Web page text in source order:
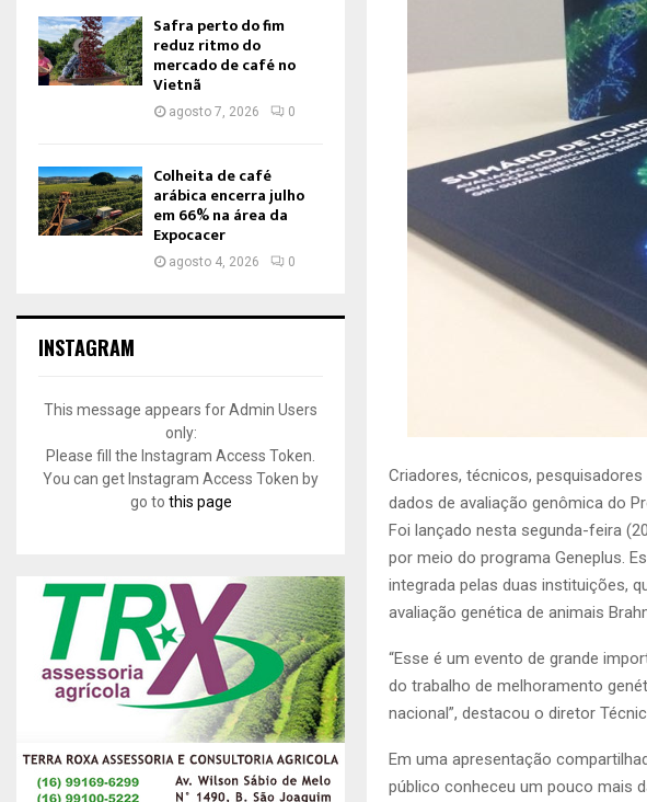
Criadores, técnicos,
dados de avaliação genômica do
Foi lançado nesta segunda-feira
por meio do programa Geneplus.
integrada pelas duas instituições,
avaliação genética de animais
“Esse é um evento de grande
do trabalho de melhoramento
nacional”, destacou o diretor
Em uma apresentação
público conheceu um pouco mais
Safra perto do fim
reduz ritmo do
mercado de café no
Vietnã
agosto 7, 2026 0
Colheita de café
arábica encerra julho
em 66% na área da
Expocacer
agosto 4, 2026 0
INSTAGRAM
This message appears for Admin Users
only:
Please fill the Instagram Access Token.
You can get Instagram Access Token by
go to this page